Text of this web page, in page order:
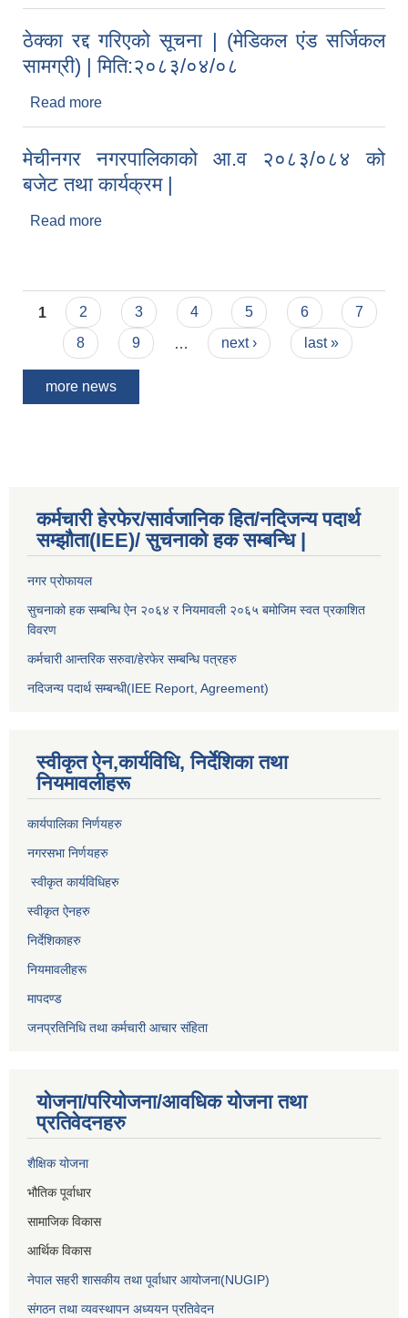
ठेक्का रद्द गरिएको सूचना | (मेडिकल एंड सर्जिकल
सामग्री) | मिति:२०८३/०४/०८
Read more
मेचीनगर नगरपालिकाको आ.व २०८३/०८४ को
बजेट तथा कार्यक्रम |
Read more
Pages
1 2 3 4 5 6
7
8
9 next › last »
more news
कर्मचारी हेरफेर/सार्वजानिक हित/नदिजन्य पदार्थ
सम्झौता(IEE)/ सुचनाको हक सम्बन्धि |
नगर प्रोफायल
सुचनाको हक सम्बन्धि ऐन २०६४ र नियमावली २०६५ बमोजिम स्वत प्रकाशित
विवरण
कर्मचारी आन्तरिक सरुवा/हेरफेर सम्बन्धि पत्रहरु
नदिजन्य पदार्थ सम्बन्धी(IEE Report, Agreement)​
स्वीकृत ऐन,कार्यविधि, निर्देशिका तथा
नियमावलीहरू
कार्यपालिका निर्णयहरु
नगरसभा निर्णयहरु
स्वीकृत कार्यविधिहरु
स्वीकृत ऐनहरु
निर्देशिकाहरु
नियमावलीहरू
मापदण्ड
जनप्रतिनिधि तथा कर्मचारी आचार संहिता
योजना/परियोजना/आवधिक योजना तथा
प्रतिवेदनहरु
शैक्षिक योजना
भौतिक पूर्वाधार
सामाजिक विकास
आर्थिक विकास
नेपाल सहरी शासकीय तथा पूर्वाधार आयोजना(NUGIP)
संगठन तथा व्यवस्थापन अध्ययन प्रतिवेदन